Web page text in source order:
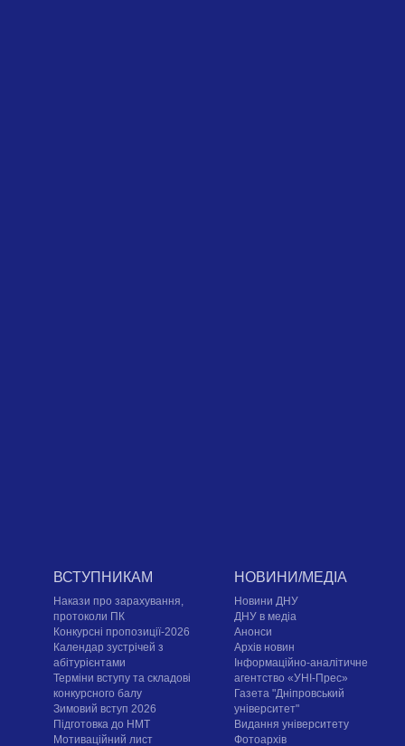
ВСТУПНИКАМ
Накази про зарахування,
протоколи ПК
Конкурсні пропозиції-2026
Календар зустрічей з
абітурієнтами
Терміни вступу та складові
конкурсного балу
Зимовий вступ 2026
Підготовка до НМТ
Мотиваційний лист
НОВИНИ/МЕДІА
Новини ДНУ
ДНУ в медіа
Анонси
Архів новин
Інформаційно-аналітичне
агентство «УНІ-Прес»
Газета "Дніпровський
університет"
Видання університету
Фотоархів